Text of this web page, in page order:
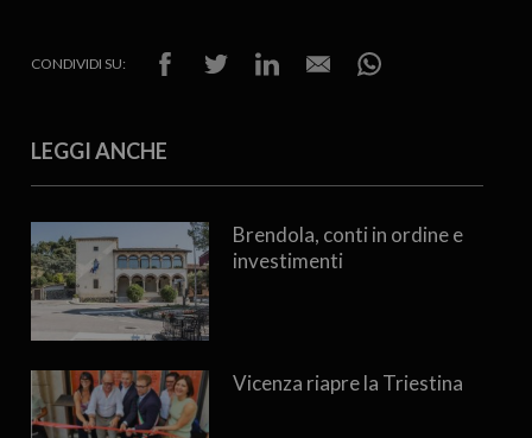
CONDIVIDI SU:
LEGGI ANCHE
Brendola, conti in ordine e
investimenti
Vicenza riapre la Triestina